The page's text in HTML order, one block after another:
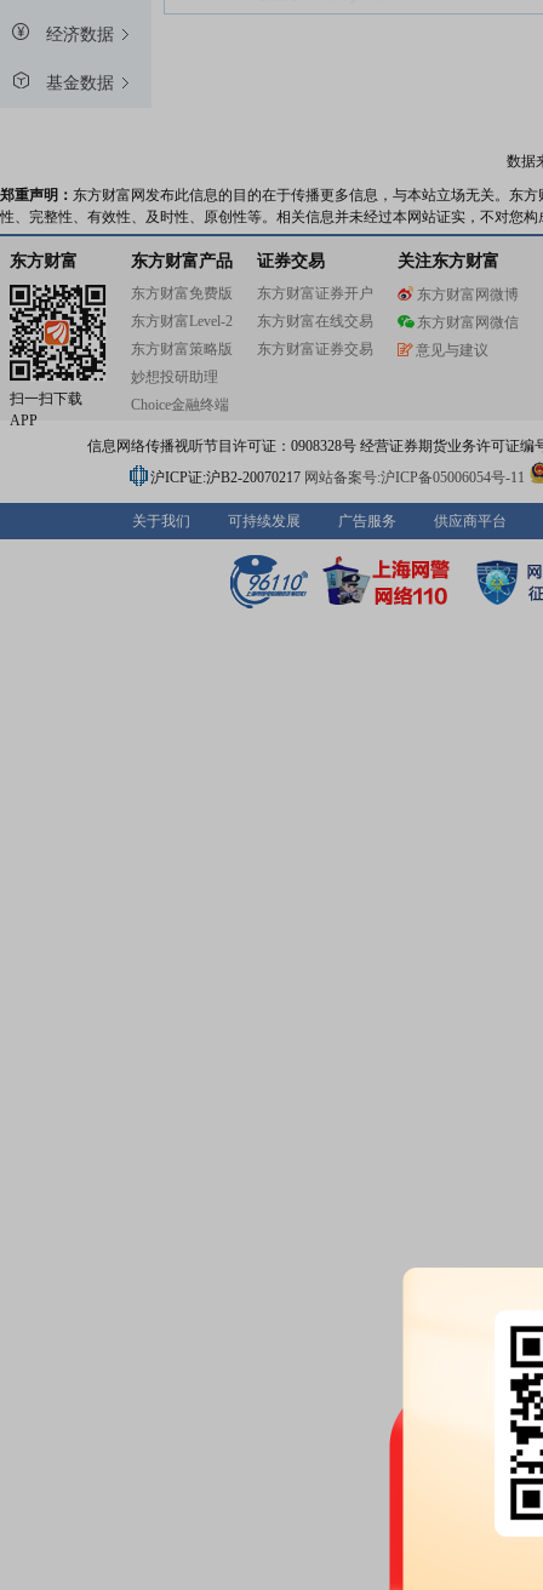
经济数据
基金数据
数据
郑重声明： 东方财富网发布此信息的目的在于传播更多信息，与本站立场无关。东
性、完整性、有效性、及时性、原创性等。相关信息并未经过本网站证实，不对您
东方财富
扫一扫下载
APP
东方财富产品
东方财富免费版
东方财富Level-2
东方财富策略版
妙想投研助理
Choice金融终端
证券交易
东方财富证券开户
东方财富在线交易
东方财富证券交易
关注东方财富
东方财富网微博
东方财富网微信
意见与建议
信息网络传播视听节目许可证：0908328号 经营证券期货业务许可证编
沪ICP证:沪B2-20070217 网站备案号:沪ICP备05006054号-11
关于我们 可持续发展 广告服务 供应商平台